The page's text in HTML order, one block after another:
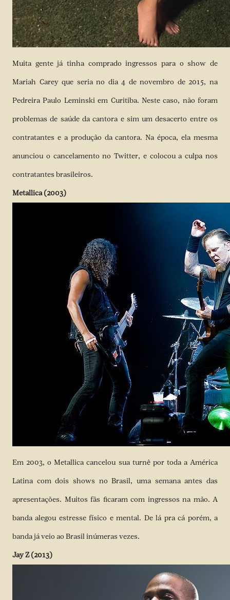
Muita gente já tinha comprado ingressos para o show de
Mariah Carey que seria no dia 4 de novembro de 2015, na
Pedreira Paulo Leminski em Curitiba. Neste caso, não foram
problemas de saúde da cantora e sim um desacerto entre os
contratantes e a produção da cantora. Na época, ela mesma
anunciou o cancelamento no Twitter, e colocou a culpa nos
contratantes brasileiros.
Metallica (2003)
Em 2003, o Metallica cancelou sua turnê por toda a América
Latina com dois shows no Brasil, uma semana antes das
apresentações. Muitos fãs ficaram com ingressos na mão. A
banda alegou estresse físico e mental. De lá pra cá porém, a
banda já veio ao Brasil inúmeras vezes.
Jay Z (2013)